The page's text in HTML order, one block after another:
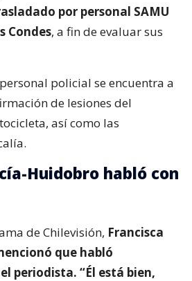
por personal SAMU
Condes, a fin de evaluar sus
policial se encuentra a
de lesiones del
así como las
Huidobro habló con
de Chilevisión, Francisca
que habló
periodista. “Él está bien,